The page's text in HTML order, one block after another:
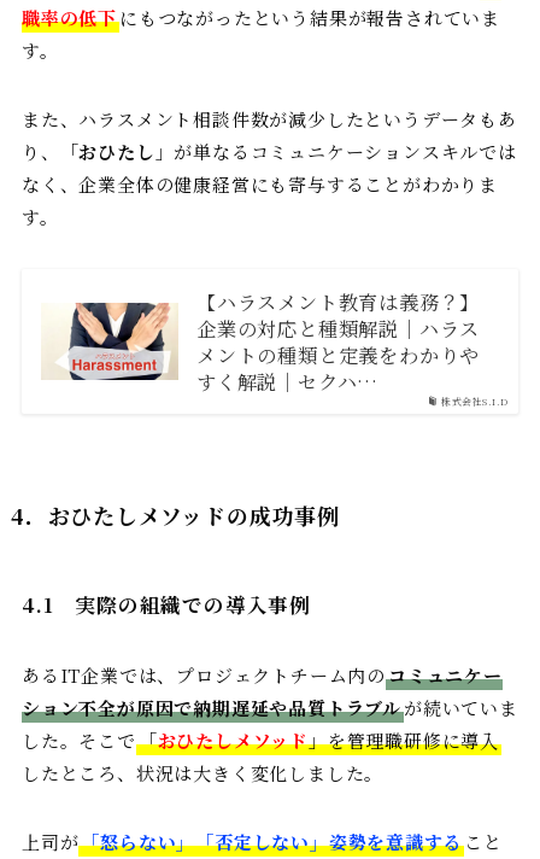
職率の低下にもつながったという結果が報告されていま
す。
また、ハラスメント相談件数が減少したというデータもあ
り、「おひたし 」が単なるコミュニケーションスキルでは
なく、企業全体の健康経営にも寄与することがわかりま
す。
株式会社S.I.D
【ハラスメント教育は義務？】
企業の対応と種類解説｜ハラス
メントの種類と定義をわかりや
すく解説｜セクハ…
4． おひたしメソッドの成功事例
4.1 実際の組織での導入事例
あるIT企業では、プロジェクトチーム内のコミュニケー
ション不全が原因で納期遅延や品質トラブルが続いていま
した。そこで「おひたしメソッド」を管理職研修に導入
したところ、状況は大きく変化しました。
上司が「怒らない」「否定しない」姿勢を意識する こと